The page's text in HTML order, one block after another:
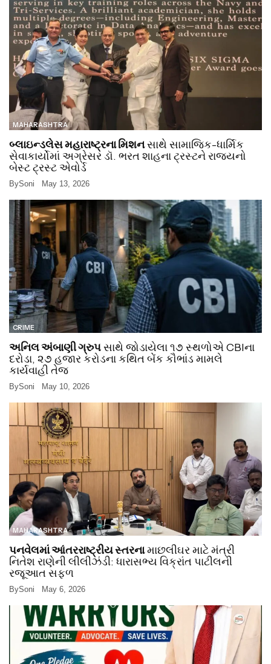
MAHARASHTRA
બ્લાઇન્ડલેસ મહારાષ્ટ્રના મિશનસાથે સામાજિક-ધાર્મિક
સેવાકાર્યોમાં અગ્રેસર ડૉ. ભરત શાહના ટ્રસ્ટને રાજ્યનો
બેસ્ટ ટ્રસ્ટ એવોર્ડ
BySoni May 13, 2026
CRIME
અનિલ અંબાણી ગ્રુપસાથે જોડાયેલા ૧૭ સ્થળોએ CBIના
દરોડા, ૨૭ હજાર કરોડના કથિત બેંક કૌભાંડ મામલે
કાર્યવાહી તેજ
BySoni May 10, 2026
MAHARASHTRA
પનવેલમાં આંતરરાષ્ટ્રીય સ્તરનામાછલીઘર માટે મંત્રી
નિતેશ રાણેની લીલીઝંડી: ધારાસભ્ય વિક્રાંત પાટીલની
રજૂઆત સફળ
BySoni May 6, 2026